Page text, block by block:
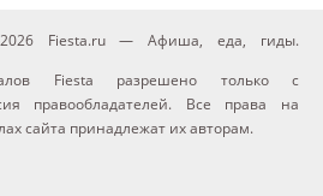
Fiesta.ru — Афиша, еда, гиды.
Fiesta разрешено только с
правообладателей. Все права на
сайта принадлежат их авторам.